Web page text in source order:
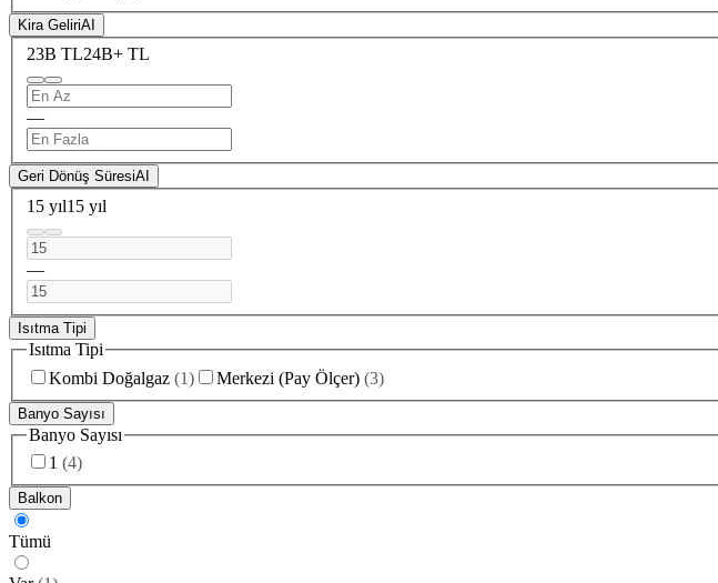
Kira GeliriAI
23B TL24B+ TL
—
Geri Dönüş SüresiAI
15 yıl15 yıl
—
Isıtma Tipi
Isıtma Tipi
Kombi Doğalgaz (1) Merkezi (Pay Ölçer) (3)
Banyo Sayısı
Banyo Sayısı
1 (4)
Balkon
Tümü